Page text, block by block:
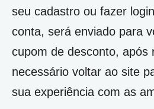
seu cadastro ou fazer
conta, será enviado para
cupom de desconto, após
necessário voltar ao site
sua experiência com as